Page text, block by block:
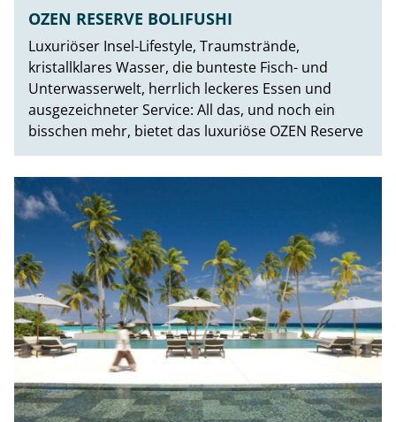
OZEN RESERVE BOLIFUSHI
Luxuriöser Insel-Lifestyle, Traumstrände,
kristallklares Wasser, die bunteste Fisch- und
Unterwasserwelt, herrlich leckeres Essen und
ausgezeichneter Service: All das, und noch ein
bisschen mehr, bietet das luxuriöse OZEN Reserve